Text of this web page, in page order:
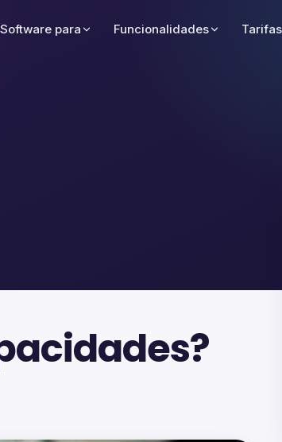
Software para Funcionalidades Tarifas